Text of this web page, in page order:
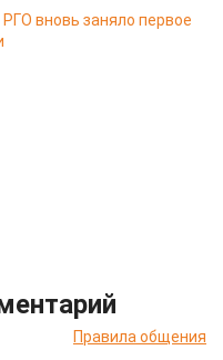
вновь заняло первое
Правила общения